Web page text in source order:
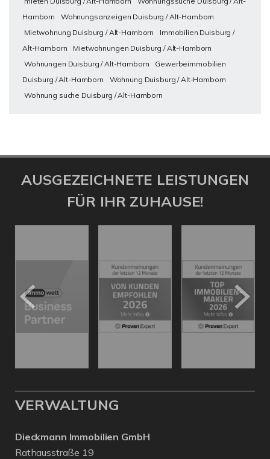
Hamborn
Wohnungsanzeigen Duisburg / Alt-Hamborn
Mietwohnung Duisburg / Alt-Hamborn
Immobilien Duisburg /
Alt-Hamborn
Mietwohnungen Duisburg / Alt-Hamborn
Wohnungen Duisburg / Alt-Hamborn
Gewerbeimmobilien
Duisburg / Alt-Hamborn
Wohnung Duisburg / Alt-Hamborn
Wohnung suche Duisburg / Alt-Hamborn
AUSGEZEICHNETE LEISTUNGEN
FÜR IHR ZUHAUSE!
VERWALTUNG
Dieckmann Immobilien GmbH
Rathausstraße 19